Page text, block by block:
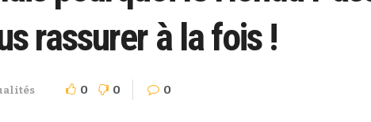
rassurer à la fois !
0 0 0